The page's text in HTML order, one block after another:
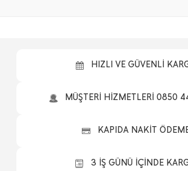
HIZLI VE GÜVENLİ
MÜŞTERİ HİZMETLERİ 0850
KAPIDA NAKİT
3 İŞ GÜNÜ İÇİNDE